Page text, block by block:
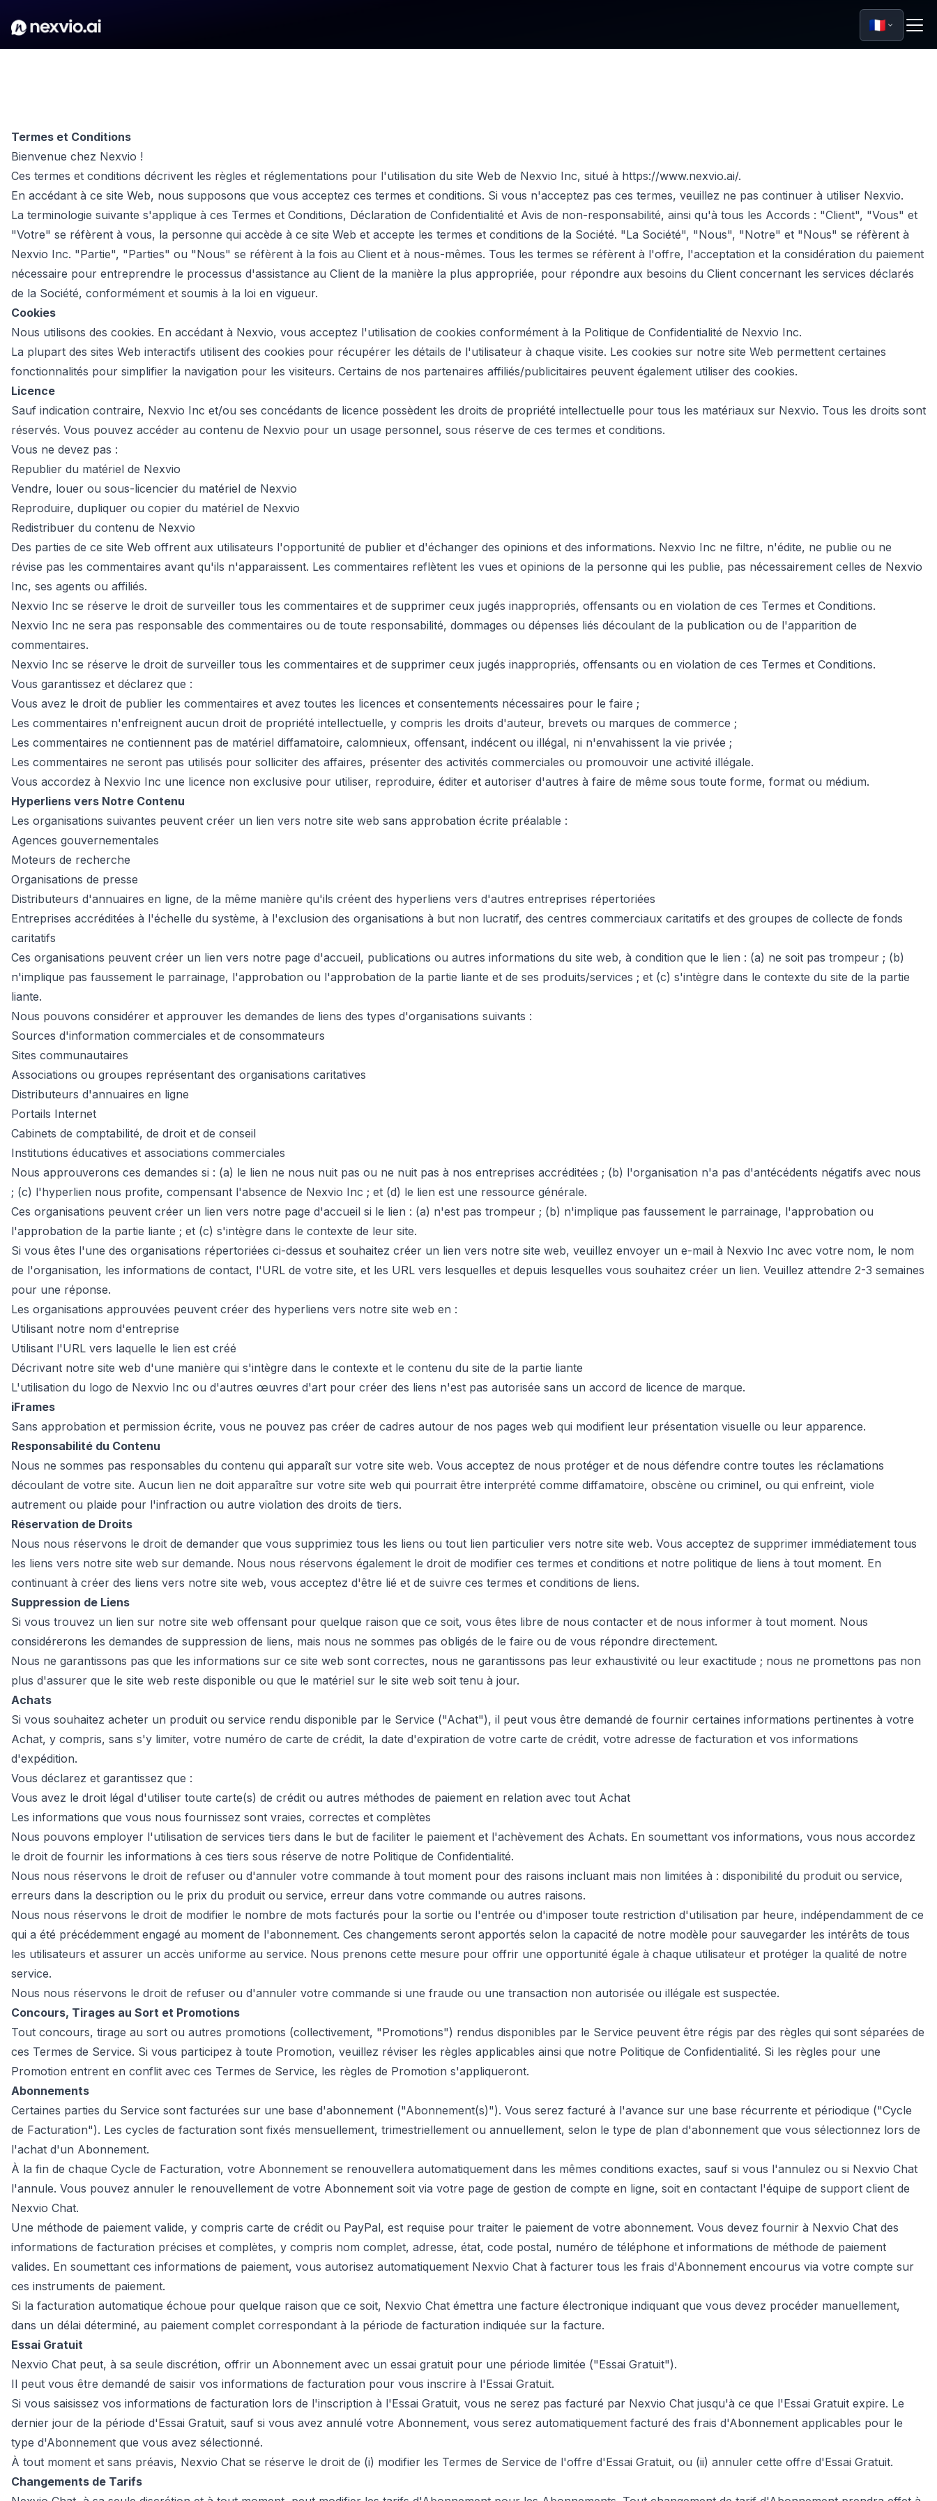
🇫🇷
Termes et Conditions
Bienvenue chez Nexvio !
Ces termes et conditions décrivent les règles et réglementations pour l'utilisation du site Web de Nexvio Inc, situé à https://www.nexvio.ai/.
En accédant à ce site Web, nous supposons que vous acceptez ces termes et conditions. Si vous n'acceptez pas ces termes, veuillez ne pas continuer à utiliser Nexvio.
La terminologie suivante s'applique à ces Termes et Conditions, Déclaration de Confidentialité et Avis de non-responsabilité, ainsi qu'à tous les Accords : "Client", "Vous" et
"Votre" se réfèrent à vous, la personne qui accède à ce site Web et accepte les termes et conditions de la Société. "La Société", "Nous", "Notre" et "Nous" se réfèrent à
Nexvio Inc. "Partie", "Parties" ou "Nous" se réfèrent à la fois au Client et à nous-mêmes. Tous les termes se réfèrent à l'offre, l'acceptation et la considération du paiement
nécessaire pour entreprendre le processus d'assistance au Client de la manière la plus appropriée, pour répondre aux besoins du Client concernant les services déclarés
de la Société, conformément et soumis à la loi en vigueur.
Cookies
Nous utilisons des cookies. En accédant à Nexvio, vous acceptez l'utilisation de cookies conformément à la Politique de Confidentialité de Nexvio Inc.
La plupart des sites Web interactifs utilisent des cookies pour récupérer les détails de l'utilisateur à chaque visite. Les cookies sur notre site Web permettent certaines
fonctionnalités pour simplifier la navigation pour les visiteurs. Certains de nos partenaires affiliés/publicitaires peuvent également utiliser des cookies.
Licence
Sauf indication contraire, Nexvio Inc et/ou ses concédants de licence possèdent les droits de propriété intellectuelle pour tous les matériaux sur Nexvio. Tous les droits sont
réservés. Vous pouvez accéder au contenu de Nexvio pour un usage personnel, sous réserve de ces termes et conditions.
Vous ne devez pas :
Republier du matériel de Nexvio
Vendre, louer ou sous-licencier du matériel de Nexvio
Reproduire, dupliquer ou copier du matériel de Nexvio
Redistribuer du contenu de Nexvio
Des parties de ce site Web offrent aux utilisateurs l'opportunité de publier et d'échanger des opinions et des informations. Nexvio Inc ne filtre, n'édite, ne publie ou ne
révise pas les commentaires avant qu'ils n'apparaissent. Les commentaires reflètent les vues et opinions de la personne qui les publie, pas nécessairement celles de Nexvio
Inc, ses agents ou affiliés.
Nexvio Inc se réserve le droit de surveiller tous les commentaires et de supprimer ceux jugés inappropriés, offensants ou en violation de ces Termes et Conditions.
Nexvio Inc ne sera pas responsable des commentaires ou de toute responsabilité, dommages ou dépenses liés découlant de la publication ou de l'apparition de
commentaires.
Nexvio Inc se réserve le droit de surveiller tous les commentaires et de supprimer ceux jugés inappropriés, offensants ou en violation de ces Termes et Conditions.
Vous garantissez et déclarez que :
Vous avez le droit de publier les commentaires et avez toutes les licences et consentements nécessaires pour le faire ;
Les commentaires n'enfreignent aucun droit de propriété intellectuelle, y compris les droits d'auteur, brevets ou marques de commerce ;
Les commentaires ne contiennent pas de matériel diffamatoire, calomnieux, offensant, indécent ou illégal, ni n'envahissent la vie privée ;
Les commentaires ne seront pas utilisés pour solliciter des affaires, présenter des activités commerciales ou promouvoir une activité illégale.
Vous accordez à Nexvio Inc une licence non exclusive pour utiliser, reproduire, éditer et autoriser d'autres à faire de même sous toute forme, format ou médium.
Hyperliens vers Notre Contenu
Les organisations suivantes peuvent créer un lien vers notre site web sans approbation écrite préalable :
Agences gouvernementales
Moteurs de recherche
Organisations de presse
Distributeurs d'annuaires en ligne, de la même manière qu'ils créent des hyperliens vers d'autres entreprises répertoriées
Entreprises accréditées à l'échelle du système, à l'exclusion des organisations à but non lucratif, des centres commerciaux caritatifs et des groupes de collecte de fonds
caritatifs
Ces organisations peuvent créer un lien vers notre page d'accueil, publications ou autres informations du site web, à condition que le lien : (a) ne soit pas trompeur ; (b)
n'implique pas faussement le parrainage, l'approbation ou l'approbation de la partie liante et de ses produits/services ; et (c) s'intègre dans le contexte du site de la partie
liante.
Nous pouvons considérer et approuver les demandes de liens des types d'organisations suivants :
Sources d'information commerciales et de consommateurs
Sites communautaires
Associations ou groupes représentant des organisations caritatives
Distributeurs d'annuaires en ligne
Portails Internet
Cabinets de comptabilité, de droit et de conseil
Institutions éducatives et associations commerciales
Nous approuverons ces demandes si : (a) le lien ne nous nuit pas ou ne nuit pas à nos entreprises accréditées ; (b) l'organisation n'a pas d'antécédents négatifs avec nous
; (c) l'hyperlien nous profite, compensant l'absence de Nexvio Inc ; et (d) le lien est une ressource générale.
Ces organisations peuvent créer un lien vers notre page d'accueil si le lien : (a) n'est pas trompeur ; (b) n'implique pas faussement le parrainage, l'approbation ou
l'approbation de la partie liante ; et (c) s'intègre dans le contexte de leur site.
Si vous êtes l'une des organisations répertoriées ci-dessus et souhaitez créer un lien vers notre site web, veuillez envoyer un e-mail à Nexvio Inc avec votre nom, le nom
de l'organisation, les informations de contact, l'URL de votre site, et les URL vers lesquelles et depuis lesquelles vous souhaitez créer un lien. Veuillez attendre 2-3 semaines
pour une réponse.
Les organisations approuvées peuvent créer des hyperliens vers notre site web en :
Utilisant notre nom d'entreprise
Utilisant l'URL vers laquelle le lien est créé
Décrivant notre site web d'une manière qui s'intègre dans le contexte et le contenu du site de la partie liante
L'utilisation du logo de Nexvio Inc ou d'autres œuvres d'art pour créer des liens n'est pas autorisée sans un accord de licence de marque.
iFrames
Sans approbation et permission écrite, vous ne pouvez pas créer de cadres autour de nos pages web qui modifient leur présentation visuelle ou leur apparence.
Responsabilité du Contenu
Nous ne sommes pas responsables du contenu qui apparaît sur votre site web. Vous acceptez de nous protéger et de nous défendre contre toutes les réclamations
découlant de votre site. Aucun lien ne doit apparaître sur votre site web qui pourrait être interprété comme diffamatoire, obscène ou criminel, ou qui enfreint, viole
autrement ou plaide pour l'infraction ou autre violation des droits de tiers.
Réservation de Droits
Nous nous réservons le droit de demander que vous supprimiez tous les liens ou tout lien particulier vers notre site web. Vous acceptez de supprimer immédiatement tous
les liens vers notre site web sur demande. Nous nous réservons également le droit de modifier ces termes et conditions et notre politique de liens à tout moment. En
continuant à créer des liens vers notre site web, vous acceptez d'être lié et de suivre ces termes et conditions de liens.
Suppression de Liens
Si vous trouvez un lien sur notre site web offensant pour quelque raison que ce soit, vous êtes libre de nous contacter et de nous informer à tout moment. Nous
considérerons les demandes de suppression de liens, mais nous ne sommes pas obligés de le faire ou de vous répondre directement.
Nous ne garantissons pas que les informations sur ce site web sont correctes, nous ne garantissons pas leur exhaustivité ou leur exactitude ; nous ne promettons pas non
plus d'assurer que le site web reste disponible ou que le matériel sur le site web soit tenu à jour.
Achats
Si vous souhaitez acheter un produit ou service rendu disponible par le Service ("Achat"), il peut vous être demandé de fournir certaines informations pertinentes à votre
Achat, y compris, sans s'y limiter, votre numéro de carte de crédit, la date d'expiration de votre carte de crédit, votre adresse de facturation et vos informations
d'expédition.
Vous déclarez et garantissez que :
Vous avez le droit légal d'utiliser toute carte(s) de crédit ou autres méthodes de paiement en relation avec tout Achat
Les informations que vous nous fournissez sont vraies, correctes et complètes
Nous pouvons employer l'utilisation de services tiers dans le but de faciliter le paiement et l'achèvement des Achats. En soumettant vos informations, vous nous accordez
le droit de fournir les informations à ces tiers sous réserve de notre Politique de Confidentialité.
Nous nous réservons le droit de refuser ou d'annuler votre commande à tout moment pour des raisons incluant mais non limitées à : disponibilité du produit ou service,
erreurs dans la description ou le prix du produit ou service, erreur dans votre commande ou autres raisons.
Nous nous réservons le droit de modifier le nombre de mots facturés pour la sortie ou l'entrée ou d'imposer toute restriction d'utilisation par heure, indépendamment de ce
qui a été précédemment engagé au moment de l'abonnement. Ces changements seront apportés selon la capacité de notre modèle pour sauvegarder les intérêts de tous
les utilisateurs et assurer un accès uniforme au service. Nous prenons cette mesure pour offrir une opportunité égale à chaque utilisateur et protéger la qualité de notre
service.
Nous nous réservons le droit de refuser ou d'annuler votre commande si une fraude ou une transaction non autorisée ou illégale est suspectée.
Concours, Tirages au Sort et Promotions
Tout concours, tirage au sort ou autres promotions (collectivement, "Promotions") rendus disponibles par le Service peuvent être régis par des règles qui sont séparées de
ces Termes de Service. Si vous participez à toute Promotion, veuillez réviser les règles applicables ainsi que notre Politique de Confidentialité. Si les règles pour une
Promotion entrent en conflit avec ces Termes de Service, les règles de Promotion s'appliqueront.
Abonnements
Certaines parties du Service sont facturées sur une base d'abonnement ("Abonnement(s)"). Vous serez facturé à l'avance sur une base récurrente et périodique ("Cycle
de Facturation"). Les cycles de facturation sont fixés mensuellement, trimestriellement ou annuellement, selon le type de plan d'abonnement que vous sélectionnez lors de
l'achat d'un Abonnement.
À la fin de chaque Cycle de Facturation, votre Abonnement se renouvellera automatiquement dans les mêmes conditions exactes, sauf si vous l'annulez ou si Nexvio Chat
l'annule. Vous pouvez annuler le renouvellement de votre Abonnement soit via votre page de gestion de compte en ligne, soit en contactant l'équipe de support client de
Nexvio Chat.
Une méthode de paiement valide, y compris carte de crédit ou PayPal, est requise pour traiter le paiement de votre abonnement. Vous devez fournir à Nexvio Chat des
informations de facturation précises et complètes, y compris nom complet, adresse, état, code postal, numéro de téléphone et informations de méthode de paiement
valides. En soumettant ces informations de paiement, vous autorisez automatiquement Nexvio Chat à facturer tous les frais d'Abonnement encourus via votre compte sur
ces instruments de paiement.
Si la facturation automatique échoue pour quelque raison que ce soit, Nexvio Chat émettra une facture électronique indiquant que vous devez procéder manuellement,
dans un délai déterminé, au paiement complet correspondant à la période de facturation indiquée sur la facture.
Essai Gratuit
Nexvio Chat peut, à sa seule discrétion, offrir un Abonnement avec un essai gratuit pour une période limitée ("Essai Gratuit").
Il peut vous être demandé de saisir vos informations de facturation pour vous inscrire à l'Essai Gratuit.
Si vous saisissez vos informations de facturation lors de l'inscription à l'Essai Gratuit, vous ne serez pas facturé par Nexvio Chat jusqu'à ce que l'Essai Gratuit expire. Le
dernier jour de la période d'Essai Gratuit, sauf si vous avez annulé votre Abonnement, vous serez automatiquement facturé des frais d'Abonnement applicables pour le
type d'Abonnement que vous avez sélectionné.
À tout moment et sans préavis, Nexvio Chat se réserve le droit de (i) modifier les Termes de Service de l'offre d'Essai Gratuit, ou (ii) annuler cette offre d'Essai Gratuit.
Changements de Tarifs